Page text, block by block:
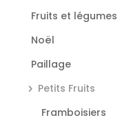
Fruits et légumes
Noël
Paillage
Petits Fruits
Framboisiers